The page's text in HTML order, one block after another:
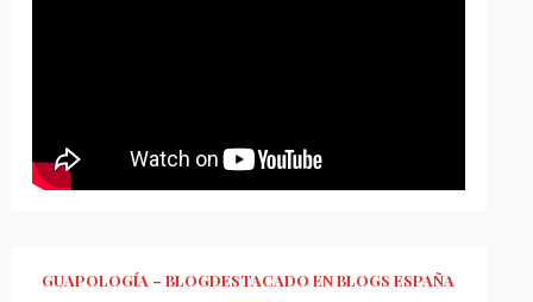
GUAPOLOGÍA – BLOGDESTACADO EN BLOGS ESPAÑA